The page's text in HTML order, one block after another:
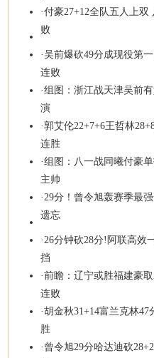
·付豪27+12全队五人上双
败
·吴前爆砍49分成现役第
连败
·组图：浙江战天津吴前
演
·郭艾伦22+7+6王哲林
连胜
·组图：八一战同曦付豪
主帅
· 29分！曾令旭轰赛季最
遗忘
· 26分钟砍28分!阿联高效
挡
·前瞻：辽宁或胜福建豪
连败
·胡金秋31+14富兰克林47
胜
· 曾令旭29分哈达迪砍